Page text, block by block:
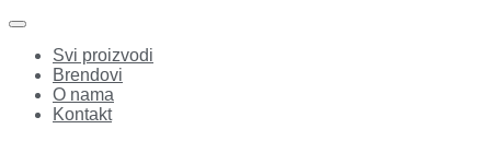
Svi proizvodi
Brendovi
O nama
Kontakt